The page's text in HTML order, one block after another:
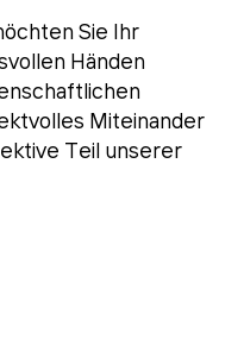
Sie Ihr
Händen
Miteinander
Teil unserer